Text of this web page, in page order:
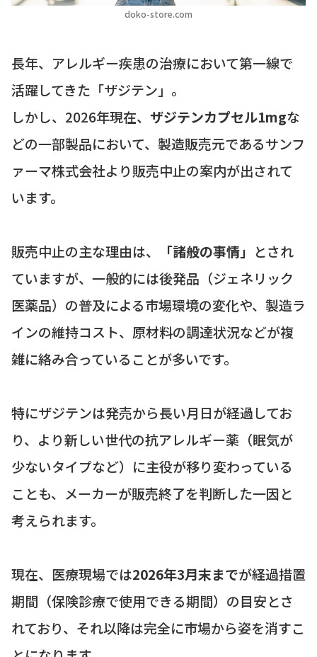
doko-store.com
長年、アレルギー疾患の治療において第一線で
活躍してきた「ザジテン」。
しかし、2026年現在、 ザジテンカプセル1mgな
どの一部製品において、製造販売元であるサンフ
ァーマ株式会社より販売中止の案内が出されて
います。
販売中止の主な理由は、 「諸般の事情」 とされ
ていますが、一般的には後発品（ジェネリック
医薬品）の普及による市場環境の変化や、製造ラ
インの維持コスト、原材料の調達状況などが複
雑に絡み合っていることが多いです。
特にザジテンは発売から長い月日が経過してお
り、より新しい世代の抗アレルギー薬（眠気が
少ないタイプなど）に主役が移り変わっている
ことも、メーカーが販売終了を判断した一因と
考えられます。
現在、医療現場では2026年3月末までが経過措置
期間（保険診療で使用できる期間）の目安とさ
れており、それ以降は完全に市場から姿を消すこ